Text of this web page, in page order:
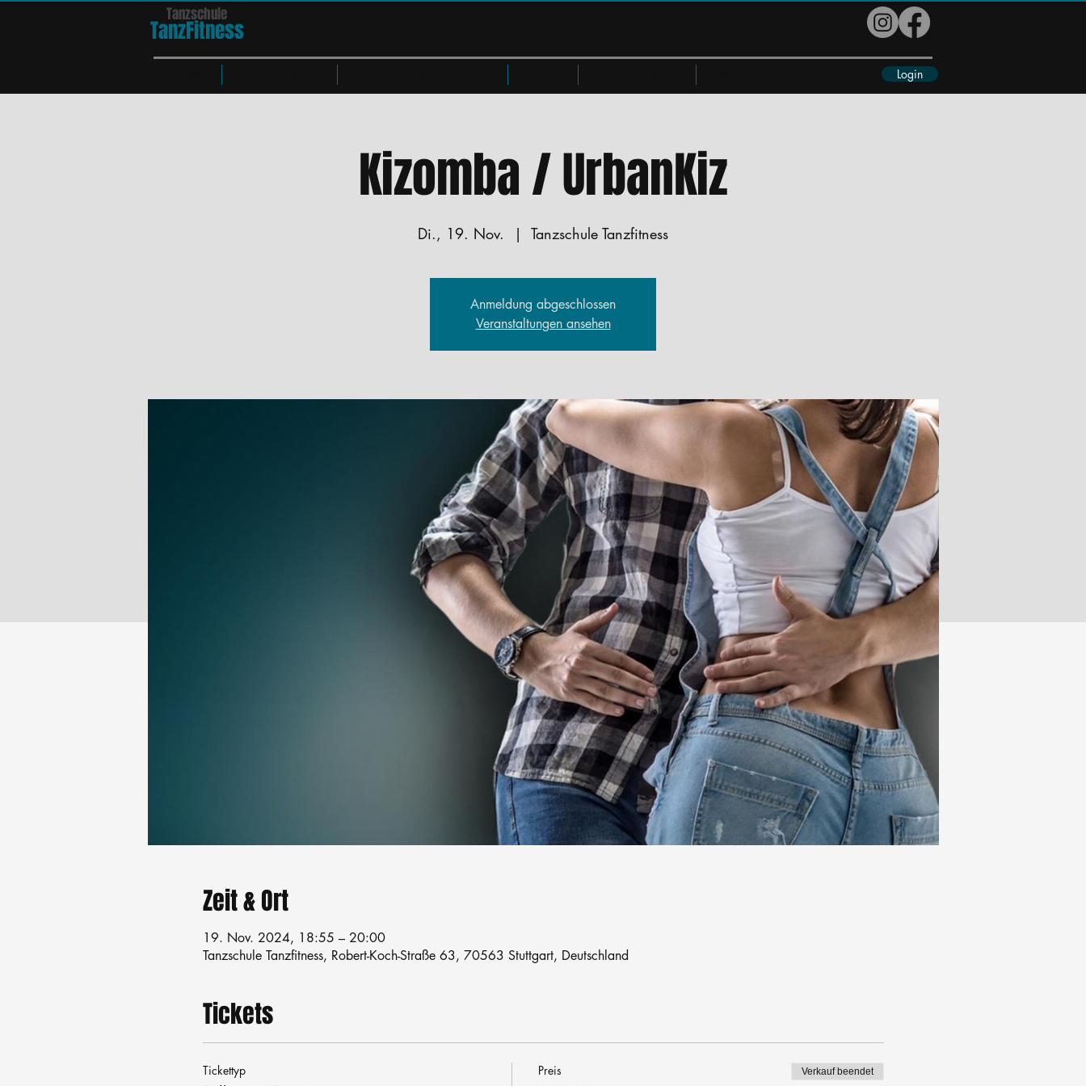
Tanzschule
TanzFitness
Login
Kizomba / UrbanKiz
Di., 19. Nov.
  |
Tanzschule Tanzfitness
Anmeldung abgeschlossen
Veranstaltungen ansehen
Zeit & Ort
19. Nov. 2024, 18:55 – 20:00
Tanzschule Tanzfitness, Robert-Koch-Straße 63, 70563 Stuttgart, Deutschland
Tickets
Tickettyp Preis Verkauf beendet